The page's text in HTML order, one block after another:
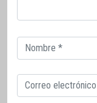
Correo
electrónico
Correo
electrónico